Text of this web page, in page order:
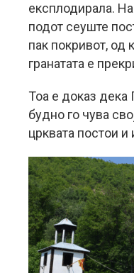
експлодирала.
подот сеуште
пак покривот, од
гранатата е
Тоа е доказ дека
будно го чува
црквата постои